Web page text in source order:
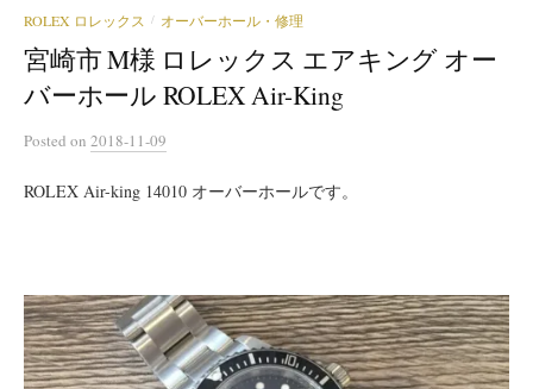
ROLEX ロレックス / オーバーホール・修理
宮崎市 M様 ロレックス エアキング オー
バーホール ROLEX Air-King
Posted on 2018-11-09
ROLEX Air-king 14010 オーバーホールです。